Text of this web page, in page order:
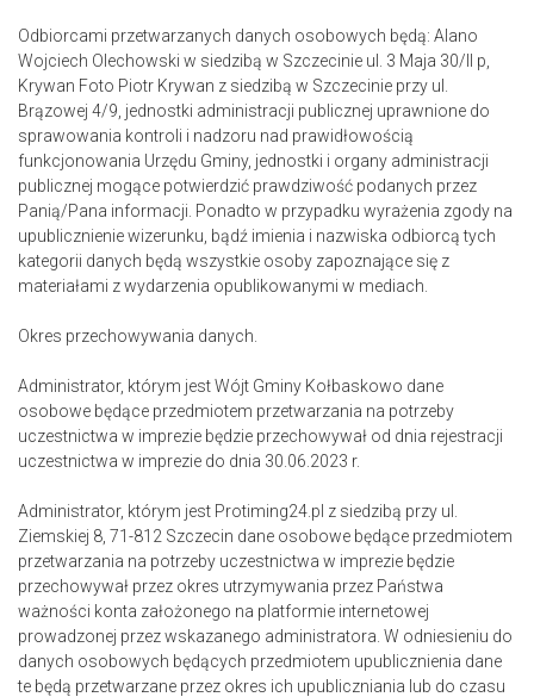
Odbiorcami przetwarzanych danych osobowych będą: Alano
Wojciech Olechowski w siedzibą w Szczecinie ul. 3 Maja 30/II p,
Krywan Foto Piotr Krywan z siedzibą w Szczecinie przy ul.
Brązowej 4/9, jednostki administracji publicznej uprawnione do
sprawowania kontroli i nadzoru nad prawidłowością
funkcjonowania Urzędu Gminy, jednostki i organy administracji
publicznej mogące potwierdzić prawdziwość podanych przez
Panią/Pana informacji. Ponadto w przypadku wyrażenia zgody na
upublicznienie wizerunku, bądź imienia i nazwiska odbiorcą tych
kategorii danych będą wszystkie osoby zapoznające się z
materiałami z wydarzenia opublikowanymi w mediach.
Okres przechowywania danych.
Administrator, którym jest Wójt Gminy Kołbaskowo dane
osobowe będące przedmiotem przetwarzania na potrzeby
uczestnictwa w imprezie będzie przechowywał od dnia rejestracji
uczestnictwa w imprezie do dnia 30.06.2023 r.
Administrator, którym jest Protiming24.pl z siedzibą przy ul.
Ziemskiej 8, 71-812 Szczecin dane osobowe będące przedmiotem
przetwarzania na potrzeby uczestnictwa w imprezie będzie
przechowywał przez okres utrzymywania przez Państwa
ważności konta założonego na platformie internetowej
prowadzonej przez wskazanego administratora. W odniesieniu do
danych osobowych będących przedmiotem upublicznienia dane
te będą przetwarzane przez okres ich upubliczniania lub do czasu